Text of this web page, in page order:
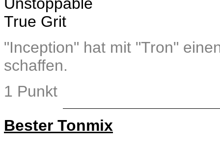
True Grit
"Inception" hat mit "Tron"
schaffen.
1 Punkt
Bester Tonmix